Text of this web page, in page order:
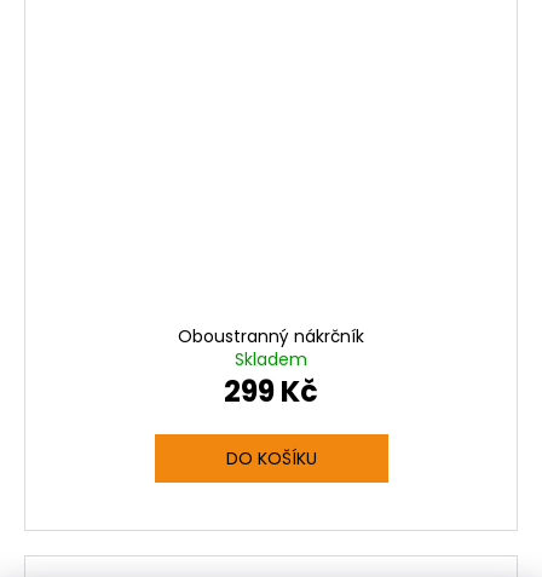
Oboustranný nákrčník
Skladem
299 Kč
DO KOŠÍKU